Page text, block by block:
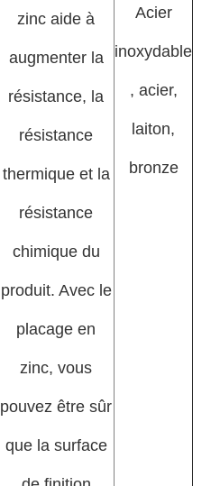
zinc aide à
augmenter la
résistance, la
résistance
thermique et la
résistance
chimique du
produit. Avec le
placage en
zinc, vous
pouvez être sûr
que la surface
Acier
inoxydable
, acier,
laiton,
bronze